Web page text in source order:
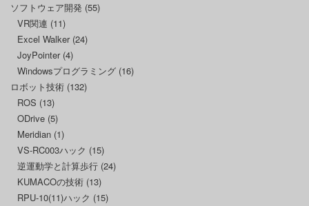
ソフトウェア開発 (55)
VR関連 (11)
Excel Walker(24)
JoyPointer(4)
Windowsプログラミング (16)
ロボット技術 (132)
ROS (13)
ODrive (5)
Meridian (1)
VS-RC003ハック (15)
逆運動学と計算歩行 (24)
KUMACOの技術 (13)
RPU-10(11)ハック (15)